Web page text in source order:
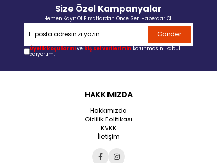
Size Özel Kampanyalar
Hemen Kayıt Ol Fırsatlardan Önce Sen Haberdar Ol!
Gönder
Üyelik koşullarını ve kişisel verilerimin korunmasını kabul
ediyorum.
HAKKIMIZDA
Hakkımızda
Gizlilik Politikası
KVKK
İletişim